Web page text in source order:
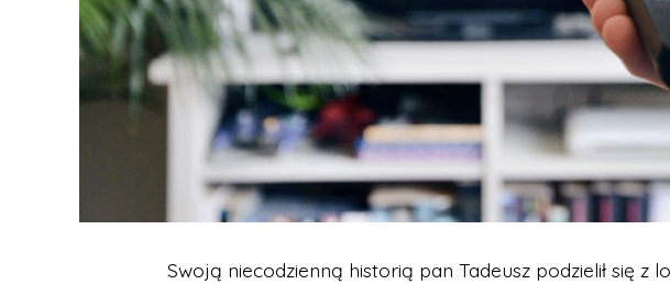
Swoją niecodzienną historią pan Tadeusz podzielił się z